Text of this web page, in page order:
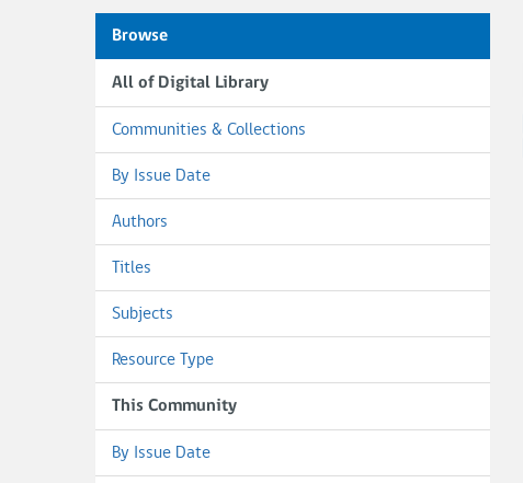
Browse
All of Digital Library
Communities & Collections
By Issue Date
Authors
Titles
Subjects
Resource Type
This Community
By Issue Date